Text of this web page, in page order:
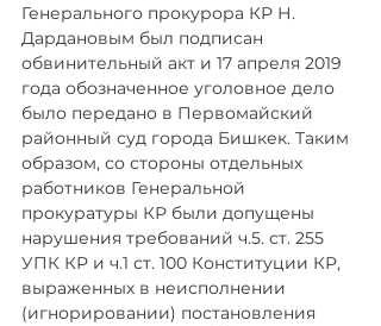
Генерального прокурора КР Н.
Дардановым был подписан
обвинительный акт и 17 апреля 2019
года обозначенное уголовное дело
было передано в Первомайский
районный суд города Бишкек. Таким
образом, со стороны отдельных
работников Генеральной
прокуратуры КР были допущены
нарушения требований ч.5. ст. 255
УПК КР и ч.1 ст. 100 Конституции КР,
выраженных в неисполнении
(игнорировании) постановления